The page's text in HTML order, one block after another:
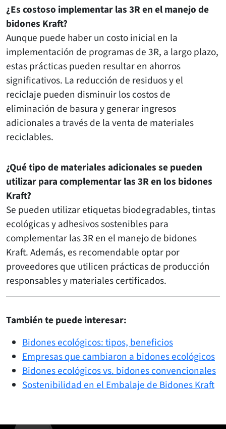
¿Es costoso implementar las 3R en el manejo de
bidones Kraft?
Aunque puede haber un costo inicial en la
implementación de programas de 3R, a largo plazo,
estas prácticas pueden resultar en ahorros
significativos. La reducción de residuos y el
reciclaje pueden disminuir los costos de
eliminación de basura y generar ingresos
adicionales a través de la venta de materiales
reciclables.
¿Qué tipo de materiales adicionales se pueden
utilizar para complementar las 3R en los bidones
Kraft?
Se pueden utilizar etiquetas biodegradables, tintas
ecológicas y adhesivos sostenibles para
complementar las 3R en el manejo de bidones
Kraft. Además, es recomendable optar por
proveedores que utilicen prácticas de producción
responsables y materiales certificados.
También te puede interesar:
Bidones ecológicos: tipos, beneficios
Empresas que cambiaron a bidones ecológicos
Bidones ecológicos vs. bidones convencionales
Sostenibilidad en el Embalaje de Bidones Kraft